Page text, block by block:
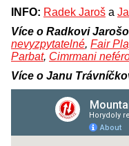
INFO: Radek Jaroš a
Více o Radkovi
nevyzpytatelné, Fair
Parbat, Cimrmani
Více o Janu